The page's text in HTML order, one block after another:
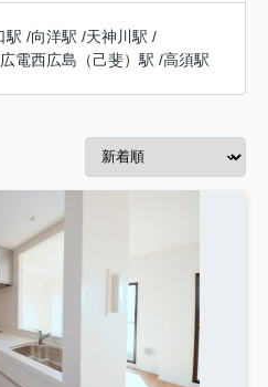
駅 /向洋駅 /天神川駅 /
広電西広島（己斐）駅 /高須駅